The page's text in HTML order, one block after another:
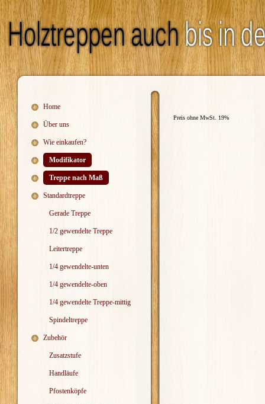
Home
Über uns
Wie einkaufen?
Modifikator
Treppe nach Maß
Standardtreppe
Gerade Treppe
1/2 gewendelte Treppe
Leitertreppe
1/4 gewendelte-unten
1/4 gewendelte-oben
1/4 gewendelte Treppe-mittig
Spindeltreppe
Zubehör
Zusatzstufe
Handläufe
Pfostenköpfe
Preis ohne MwSt. 19%